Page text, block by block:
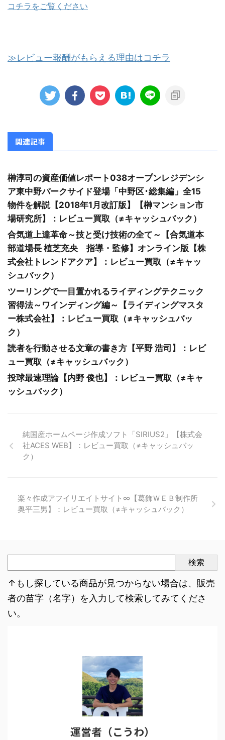
コチラをご覧ください
≫レビュー報酬がもらえる理由はコチラ
関連記事
榊淳司の資産価値レポート038オープンレジデンシ
ア東中野パークサイド登場「中野区･総集編」全15
物件を解説【2018年1月改訂版】【榊マンション市
場研究所】：レビュー買取（≠キャッシュバック）
合気道上達革命～技と受け技術の全て～【合気道本
部道場長 植芝充央 指導・監修】オンライン版【株
式会社トレンドアクア】：レビュー買取（≠キャッ
シュバック）
ツーリングで一目置かれるライディングテクニック
習得法～ワインディング編～【ライディングマスタ
ー株式会社】：レビュー買取（≠キャッシュバッ
ク）
読者を行動させる文章の書き方【平野 浩司】：レビ
ュー買取（≠キャッシュバック）
投球最速理論【内野 俊也】：レビュー買取（≠キャ
ッシュバック）
純国産ホームページ作成ソフト「SIRIUS2」【株式会
社ACES WEB】：レビュー買取（≠キャッシュバッ
ク）
楽々作成アフイリエイトサイト∞【葛飾ＷＥＢ制作所
奥平三男】：レビュー買取（≠キャッシュバック）
検索
↑もし探している商品が見つからない場合は、販売
者の苗字（名字）を入力して検索してみてくださ
い。
運営者（こうわ）